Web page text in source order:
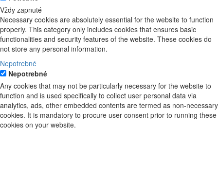
Vždy zapnuté
Necessary cookies are absolutely essential for the website to function
properly. This category only includes cookies that ensures basic
functionalities and security features of the website. These cookies do
not store any personal information.
Nepotrebné
Nepotrebné
Any cookies that may not be particularly necessary for the website to
function and is used specifically to collect user personal data via
analytics, ads, other embedded contents are termed as non-necessary
cookies. It is mandatory to procure user consent prior to running these
cookies on your website.